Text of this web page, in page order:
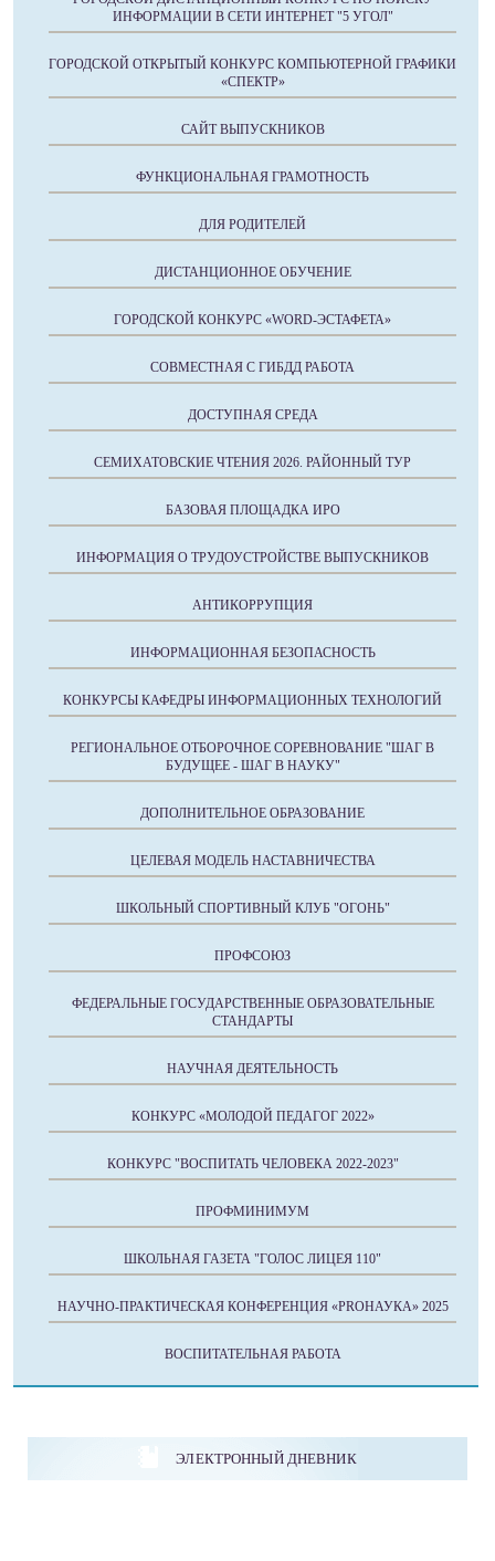
ИНФОРМАЦИИ В СЕТИ ИНТЕРНЕТ "5 УГОЛ"
ГОРОДСКОЙ ОТКРЫТЫЙ КОНКУРС КОМПЬЮТЕРНОЙ ГРАФИКИ
«СПЕКТР»
САЙТ ВЫПУСКНИКОВ
ФУНКЦИОНАЛЬНАЯ ГРАМОТНОСТЬ
ДЛЯ РОДИТЕЛЕЙ
ДИСТАНЦИОННОЕ ОБУЧЕНИЕ
ГОРОДСКОЙ КОНКУРС «WORD-ЭСТАФЕТА»
СОВМЕСТНАЯ С ГИБДД РАБОТА
ДОСТУПНАЯ СРЕДА
СЕМИХАТОВСКИЕ ЧТЕНИЯ 2026. РАЙОННЫЙ ТУР
БАЗОВАЯ ПЛОЩАДКА ИРО
ИНФОРМАЦИЯ О ТРУДОУСТРОЙСТВЕ ВЫПУСКНИКОВ
АНТИКОРРУПЦИЯ
ИНФОРМАЦИОННАЯ БЕЗОПАСНОСТЬ
КОНКУРСЫ КАФЕДРЫ ИНФОРМАЦИОННЫХ ТЕХНОЛОГИЙ
РЕГИОНАЛЬНОЕ ОТБОРОЧНОЕ СОРЕВНОВАНИЕ "ШАГ В
БУДУЩЕЕ - ШАГ В НАУКУ"
ДОПОЛНИТЕЛЬНОЕ ОБРАЗОВАНИЕ
ЦЕЛЕВАЯ МОДЕЛЬ НАСТАВНИЧЕСТВА
ШКОЛЬНЫЙ СПОРТИВНЫЙ КЛУБ "ОГОНЬ"
ПРОФСОЮЗ
ФЕДЕРАЛЬНЫЕ ГОСУДАРСТВЕННЫЕ ОБРАЗОВАТЕЛЬНЫЕ
СТАНДАРТЫ
НАУЧНАЯ ДЕЯТЕЛЬНОСТЬ
КОНКУРС «МОЛОДОЙ ПЕДАГОГ 2022»
КОНКУРС "ВОСПИТАТЬ ЧЕЛОВЕКА 2022-2023"
ПРОФМИНИМУМ
ШКОЛЬНАЯ ГАЗЕТА "ГОЛОС ЛИЦЕЯ 110"
НАУЧНО-ПРАКТИЧЕСКАЯ КОНФЕРЕНЦИЯ «PROНАУКА» 2025
ВОСПИТАТЕЛЬНАЯ РАБОТА
ЭЛЕКТРОННЫЙ ДНЕВНИК